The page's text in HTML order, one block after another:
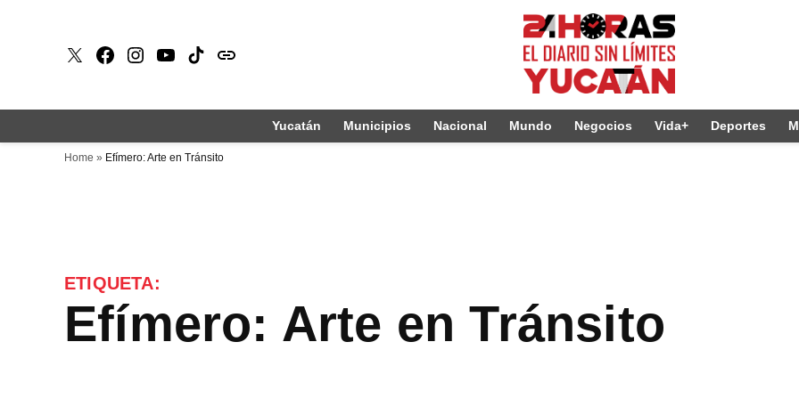
X Faceboook
Instagram
Youtube
Tiktokissuu
Yucatán Municipios Nacional Mundo Negocios Vida+ Deportes
Home » Efímero: Arte en Tránsito
ETIQUETA:
Efímero: Arte en Tránsito